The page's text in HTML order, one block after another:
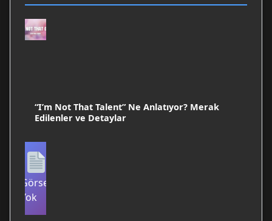
“I’m Not That Talent” Ne Anlatıyor? Merak
Edilenler ve Detaylar
Görsel
Yok